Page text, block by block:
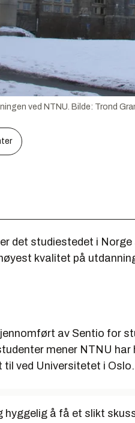
ved NTNU. Bilde: Trond
det studiestedet i
kvalitet på
av Sentio for
mener NTNU
til ved Universitetet i Oslo.
hyggelig å få et slikt